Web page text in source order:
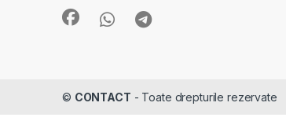
© CONTACT - Toate drepturile rezervate